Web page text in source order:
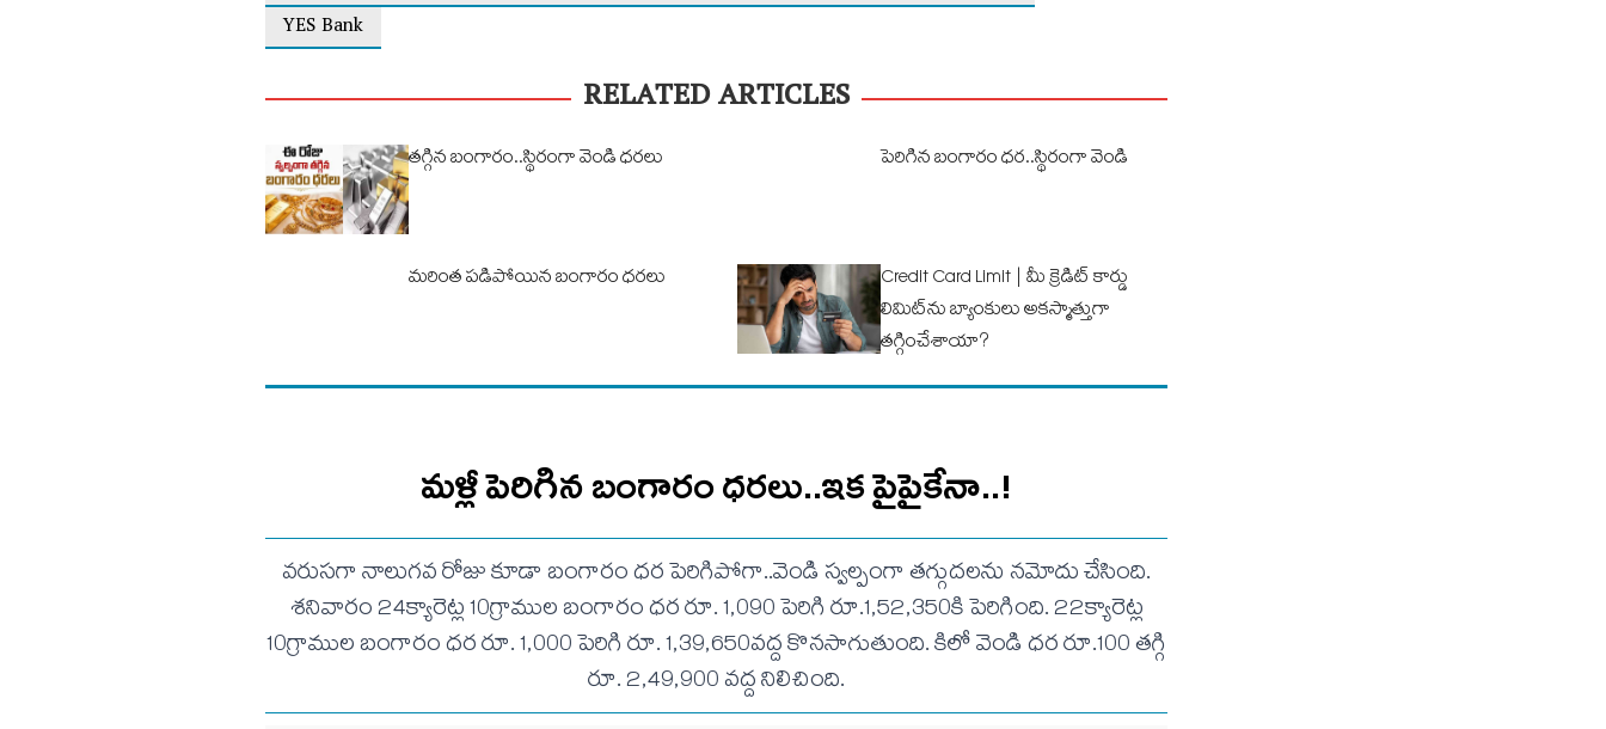
YES Bank
RELATED ARTICLES
తగ్గిన బంగారం..స్థిరంగా వెండి ధరలు పెరిగిన బంగారం ధర..స్థిరంగా వెండి
మరింత పడిపోయిన బంగారం ధరలు
Credit Card Limit | మీ క్రెడిట్ కార్డు
లిమిట్‌‌ను బ్యాంకులు అకస్మాత్తుగా
తగ్గించేశాయా?
మళ్లీ పెరిగిన బంగారం ధరలు..ఇక పైపైకేనా..!
వరుసగా నాలుగవ రోజు కూడా బంగారం ధర పెరిగిపోగా..వెండి స్వల్పంగా తగ్గుదలను నమోదు చేసింది.
శనివారం 24క్యారెట్ల 10గ్రాముల బంగారం ధర రూ. 1,090 పెరిగి రూ.1,52,350కి పెరిగింది. 22క్యారెట్ల
10గ్రాముల బంగారం ధర రూ. 1,000 పెరిగి రూ. 1,39,650వద్ద కొనసాగుతుంది. కిలో వెండి ధర రూ.100 తగ్గి
రూ. 2,49,900 వద్ద నిలిచింది.